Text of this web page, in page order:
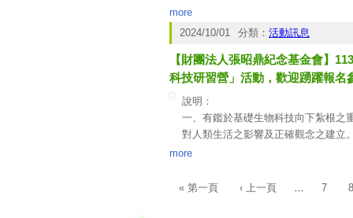
(二)地點：台北世貿一館（台北市信
(三)活動主軸：金融科技博覽展、國
二、主要活動說明：
(一)金融科技博覽展（免費參觀）：
家、逾160家金融機構與科技及新創
(二)FinTech Talks金融科技分享會（
特別舉辦「金管會科技防詐主題式推
科技創意發表」等活動，同時邀請國
more
2024/10/01
分類： 活動訊息
【財團法人張昭鼎紀念基金會】
科技研習營」活動，歡迎踴躍報名
說明：
一、有鑑於基礎生物科技向下紮根之
對人類生活之影響及正確觀念之建立
同角度瞭解食安相關議題。
當天結業後頒發研習證明。
more
頁面
« 第一頁 ‹ 上一頁 7 8